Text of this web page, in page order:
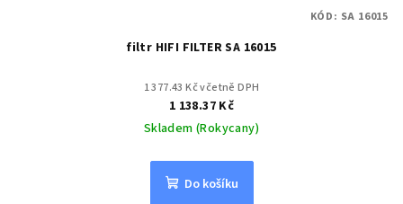
filtr HIFI FILTER SA 16015
1 377.43 Kč včetně DPH
1 138.37 Kč
Skladem (Rokycany)
Do košíku
KÓD: SA 16015